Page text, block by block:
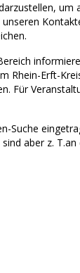
Rhein-Erft-
Für
Suche
aber z.